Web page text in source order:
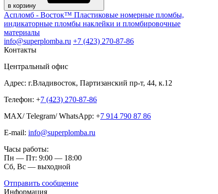
в корзину
Аспломб - Восток™ Пластиковые номерные пломбы,
индикаторные пломбы наклейки и пломбировочные
материалы
info@superplomba.ru +7 (423) 270-87-86
Контакты
Центральный офис
Адрес: г.Владивосток, Партизанский пр-т, 44, к.12
Телефон: +7 (423) 270-87-86
MAX/ Telegram/ WhatsApp: +7 914 790 87 86
E-mail: info@superplomba.ru
Часы работы:
Пн — Пт: 9:00 — 18:00
Сб, Вc — выходной
Отправить сообщение
Информация